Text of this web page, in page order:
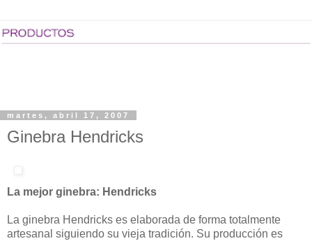
martes, abril 17, 2007
Ginebra Hendricks
La mejor ginebra: Hendricks
La ginebra Hendricks es elaborada de forma totalmente
artesanal siguiendo su vieja tradición. Su producción es